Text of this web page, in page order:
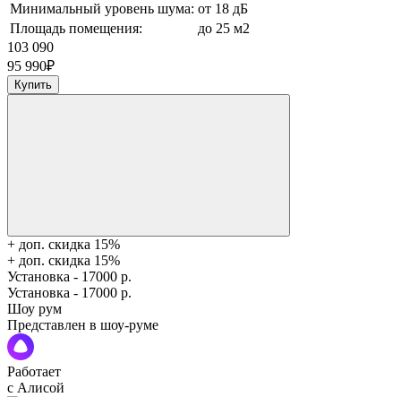
Минимальный уровень шума: от 18 дБ
Площадь помещения:
до 25 м2
103 090
95 990₽
Купить
+ доп. скидка 15%
+ доп. скидка 15%
Установка - 17000 р.
Установка - 17000 р.
Шоу рум
Представлен в шоу-руме
Работает
с Алисой